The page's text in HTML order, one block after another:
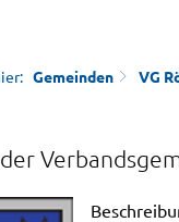
Gemeinden VG